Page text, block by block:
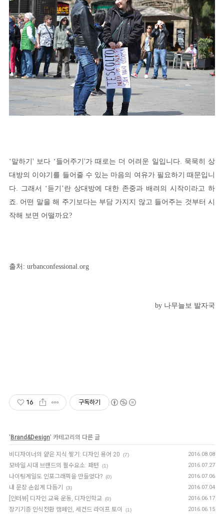
‘말하기' 보다 ‘들어주기'가 때로는 더 어려운 일입니다. 묵묵히 상
대방의 이야기를 들어줄 수 있는 마음의 여유가 필요하기 때문입니
다. 그래서 ‘듣기’란 상대방에 대한 존중과 배려의 시작이라고 하
죠. 어떤 말을 해 주기보다는 부담 가지지 않고 들어주는 것부터 시
작해 보면 어떨까요?
출처: urbanconfessional.org
by 나무늘보 발자국
16 구독하기
'Brand&Design' 카테고리의 다른 글
비디자이너의 얕은 지식 쌓기: 디자인 용어 20 (7) 2016.08.08
모바일 시대 브랜드의 필수요소: 패턴 (1) 2016.07.27
나이팅게일도 인포그래픽을 만들었다? (0) 2016.07.06
내 문장 손쉽게 다듬기 (3) 2016.07.04
[인터뷰] 디자인 교육 운동, 디자인학교 (0) 2016.06.17
장기기증 인식전환 캠페인, 세컨드 라이프 토이 (1) 2016.06.15